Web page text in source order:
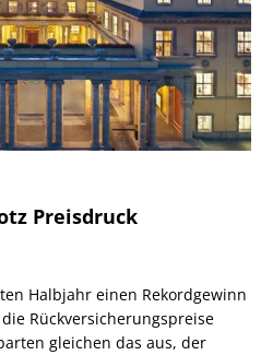
Preisdruck
Halbjahr einen Rekordgewinn
Rückversicherungspreise
gleichen das aus, der